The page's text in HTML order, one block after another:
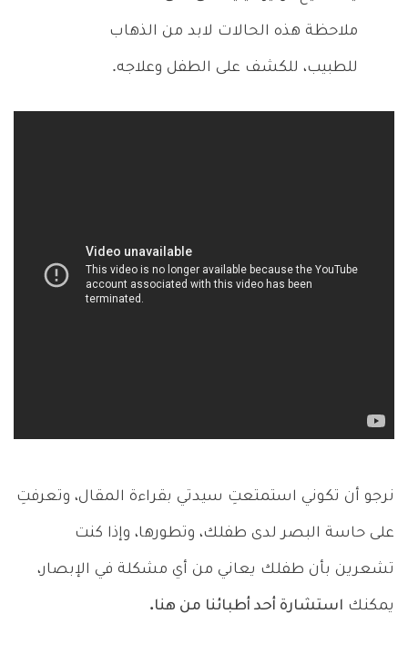
ملاحظة هذه الحالات لابد من الذهاب
للطبيب، للكشف على الطفل وعلاجه.
نرجو أن تكوني استمتعتِ سيدتي بقراءة المقال، وتعرفتِ
على حاسة البصر لدى طفلك، وتطورها، وإذا كنت
تشعرين بأن طفلك يعاني من أي مشكلة في الإبصار،
يمكنك استشارة أحد أطبائنا من هنا.